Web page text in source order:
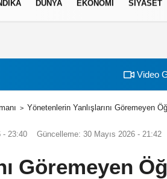
DÜNYA EKONOMİ SİYASET
Video
Yönetenlerin Yanlışlarını Göremeyen
- 23:40 Güncelleme: 30 Mayıs 2026 - 21:42
Göremeyen